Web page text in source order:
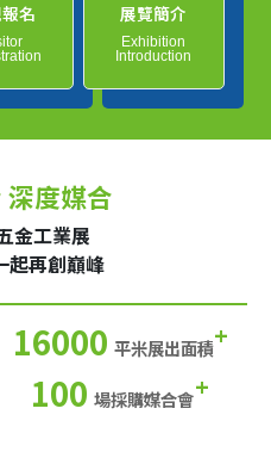
名 展覽簡介
Exhibition
Introduction
深度媒合
金工業展
起再創巔峰
16000 平米展出面積+
100 場採購媒合會+